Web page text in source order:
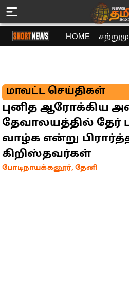
HOME
மாவட்ட செய்திகள்
புனித ஆரோக்கிய
தேவாலயத்தில் தேர்
வாழ்க என்று
கிறிஸ்தவர்கள்
போடிநாயக்கனூர், தேனி